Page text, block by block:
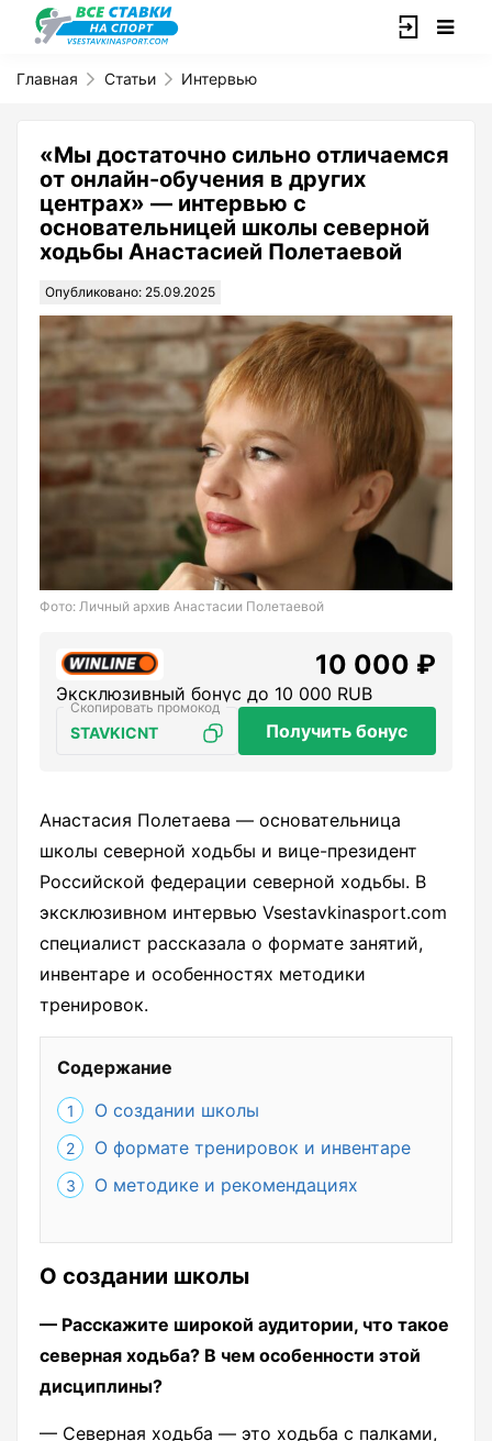
Главная Статьи Интервью
«Мы достаточно сильно отличаемся
от онлайн-обучения в других
центрах» — интервью с
основательницей школы северной
ходьбы Анастасией Полетаевой
Опубликовано: 25.09.2025
Фото: Личный архив Анастасии Полетаевой
10 000 ₽
Эксклюзивный бонус до 10 000 RUB
STAVKICNT Получить бонус
Анастасия Полетаева — основательница
школы северной ходьбы и вице-президент
Российской федерации северной ходьбы. В
эксклюзивном интервью Vsestavkinasport.com
специалист рассказала о формате занятий,
инвентаре и особенностях методики
тренировок.
Содержание
О создании школы
О формате тренировок и инвентаре
О методике и рекомендациях
О создании школы
— Расскажите широкой аудитории, что такое
северная ходьба? В чем особенности этой
дисциплины?
— Северная ходьба — это ходьба с палками,